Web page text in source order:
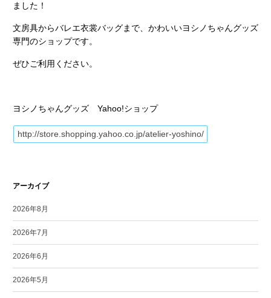
ました！
文房具からバレエ衣裳バッグまで、かわいいヨシノちゃんグッズ
専門のショップです。
ぜひご利用ください。
ヨシノちゃんグッズ Yahoo!ショップ
http://store.shopping.yahoo.co.jp/atelier-yoshino/
アーカイブ
2026年8月
2026年7月
2026年6月
2026年5月